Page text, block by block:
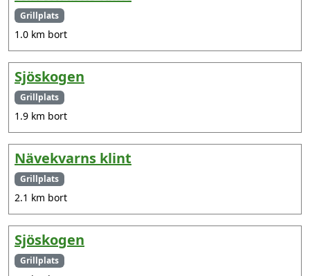
Grillplats
1.0 km bort
Sjöskogen
Grillplats
1.9 km bort
Nävekvarns klint
Grillplats
2.1 km bort
Sjöskogen
Grillplats